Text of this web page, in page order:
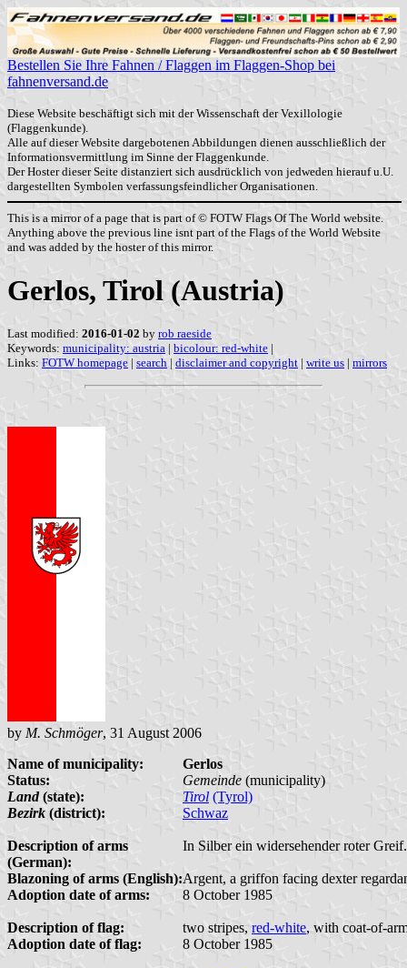
Bestellen Sie Ihre Fahnen / Flaggen im Flaggen-Shop bei
fahnenversand.de
Diese Website beschäftigt sich mit der Wissenschaft der Vexillologie
(Flaggenkunde).
Alle auf dieser Website dargebotenen Abbildungen dienen ausschließlich der
Informationsvermittlung im Sinne der Flaggenkunde.
Der Hoster dieser Seite distanziert sich ausdrücklich von jedweden hierauf u.U.
dargestellten Symbolen verfassungsfeindlicher Organisationen.
This is a mirror of a page that is part of © FOTW Flags Of The World website.
Anything above the previous line isnt part of the Flags of the World Website
and was added by the hoster of this mirror.
Gerlos, Tirol (Austria)
Last modified: 2016-01-02 by rob raeside
Keywords: municipality: austria | bicolour: red-white |
Links: FOTW homepage | search | disclaimer and copyright | write us | mirrors
by M. Schmöger, 31 August 2006
Name of municipality:
Gerlos
Status:
Gemeinde (municipality)
Land(state): Tirol (Tyrol)
Bezirk (district): Schwaz
Description of arms
(German):
In Silber ein widersehender roter
Blazoning of arms (English):Argent, a griffon facing dexter
Adoption date of arms:
8 October 1985
Description of flag: two stripes, red-white, with coat-of-
Adoption date of flag:
8 October 1985